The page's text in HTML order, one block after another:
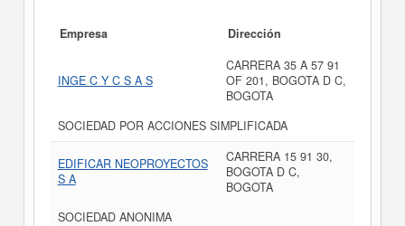
Empresa Dirección
INGE C Y C S A S
CARRERA 35 A 57 91
OF 201, BOGOTA D C,
BOGOTA
SOCIEDAD POR ACCIONES SIMPLIFICADA
EDIFICAR NEOPROYECTOS
S A
CARRERA 15 91 30,
BOGOTA D C,
BOGOTA
SOCIEDAD ANONIMA